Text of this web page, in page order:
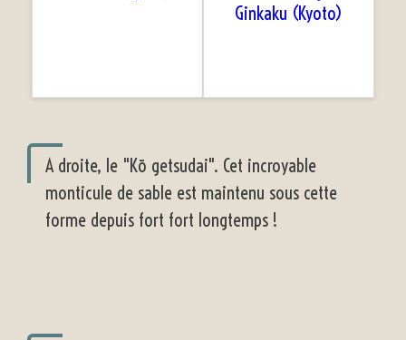
A droite, le "Kō getsudai". Cet incroyable
monticule de sable est maintenu sous cette
forme depuis fort fort longtemps !